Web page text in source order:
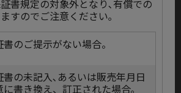
書規定の対象外となり､有償での
すのでご注意ください｡
のご提示がない場合。
書の未記入､あるいは販売年月日
書き換え、訂正された場合｡